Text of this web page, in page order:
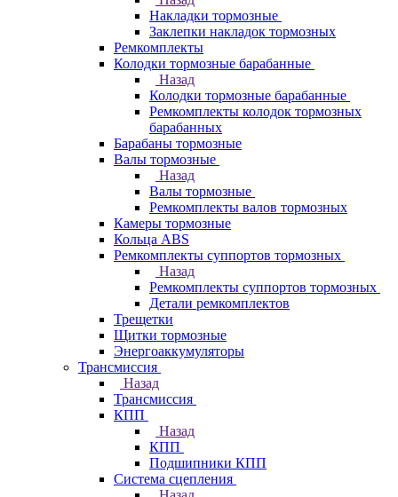
Накладки тормозные
Заклепки накладок тормозных
Ремкомплекты
Колодки тормозные барабанные
Назад
Колодки тормозные барабанные
Ремкомплекты колодок тормозных
барабанных
Барабаны тормозные
Валы тормозные
Назад
Валы тормозные
Ремкомплекты валов тормозных
Камеры тормозные
Кольца ABS
Ремкомплекты суппортов тормозных
Назад
Ремкомплекты суппортов тормозных
Детали ремкомплектов
Трещетки
Щитки тормозные
Энергоаккумуляторы
Трансмиссия
Назад
Трансмиссия
КПП
Назад
КПП
Подшипники КПП
Система сцепления